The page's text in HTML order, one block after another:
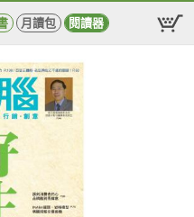
月讀包 閱讀器